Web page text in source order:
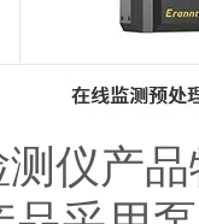
仪产品